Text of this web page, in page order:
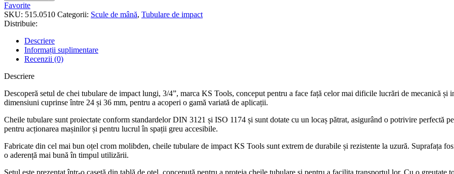
Favorite
SKU: 515.0510 Categorii: Scule de mână, Tubulare de impact
Distribuie:
Descriere
Informații suplimentare
Recenzii (0)
Descriere
Descoperă setul de chei tubulare de impact lungi, 3/4”, marca KS Tools, conceput pentru a face față celor mai dificile lucrări de mecanică
dimensiuni cuprinse între 24 și 36 mm, pentru a acoperi o gamă variată de aplicații.
Cheile tubulare sunt proiectate conform standardelor DIN 3121 și ISO 1174 și sunt dotate cu un locaș pătrat, asigurând o potrivire perfectă
pentru acționarea mașinilor și pentru lucrul în spații greu accesibile.
Fabricate din cel mai bun oțel crom molibden, cheile tubulare de impact KS Tools sunt extrem de durabile și rezistente la uzură. Suprafața
o aderență mai bună în timpul utilizării.
Setul este prezentat într-o casetă din tablă de oțel, concepută pentru a proteja cheile tubulare și pentru a facilita transportul lor. Cu o